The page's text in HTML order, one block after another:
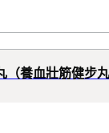
（養血壯筋健步